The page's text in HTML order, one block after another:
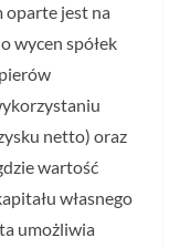
oparte jest na
wycen spółek
netto) oraz
wartość
własnego
umożliwia